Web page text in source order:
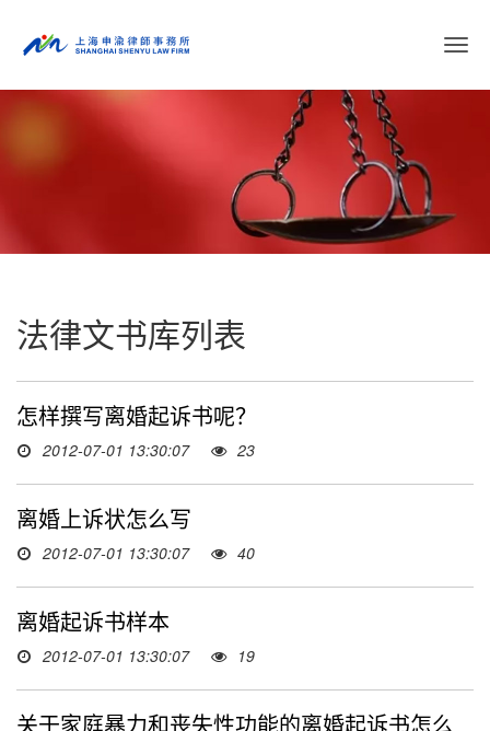
切
导
法律文书库列表
怎样撰写离婚起诉书呢？
2012-07-01 13:30:07 23
离婚上诉状怎么写
2012-07-01 13:30:07 40
离婚起诉书样本
2012-07-01 13:30:07 19
关于家庭暴力和丧失性功能的离婚起诉书怎么